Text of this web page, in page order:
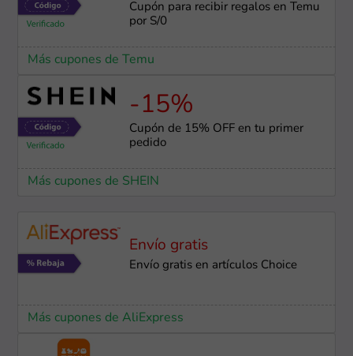
Cupón para recibir regalos en Temu
por S/0
Más cupones de Temu
-15%
Cupón de 15% OFF en tu primer
pedido
Más cupones de SHEIN
Envío gratis
Envío gratis en artículos Choice
Más cupones de AliExpress